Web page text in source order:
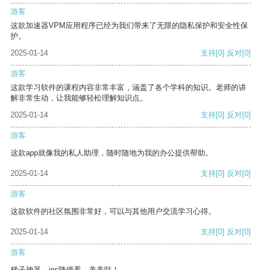
游客
这款加速器VPM应用程序已经为我们带来了无限的隐私保护和安全性保
护。
2025-01-14
支持[0] 反对[0]
游客
这款学习软件的课程内容非常丰富，涵盖了各个学科的知识。老师的讲
解非常生动，让我能够轻松理解知识点。
2025-01-14
支持[0] 反对[0]
游客
这款app就像我的私人助理，随时随地为我的办公提供帮助。
2025-01-14 支持[0] 反对[0]
游客
这款软件的社区氛围非常好，可以与其他用户交流学习心得。
2025-01-14 支持[0] 反对[0]
游客